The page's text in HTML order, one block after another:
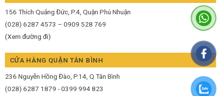
156 Thích Quảng Đức, P.4, Quận Phú Nhuận
(028) 6287 4573 – 0909 528 769
(Xem đường đi)
CỬA HÀNG QUẬN TÂN BÌNH
236 Nguyễn Hồng Đào, P.14, Q.Tân Bình
(028) 6287 1879 - 0399 994 823